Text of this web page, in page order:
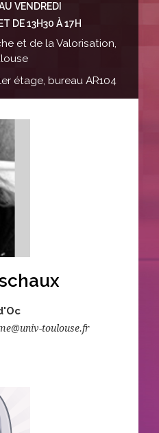
VENDREDI
DE 13H30 À 17H
et de la Valorisation,
étage, bureau AR104
toulouse.fr